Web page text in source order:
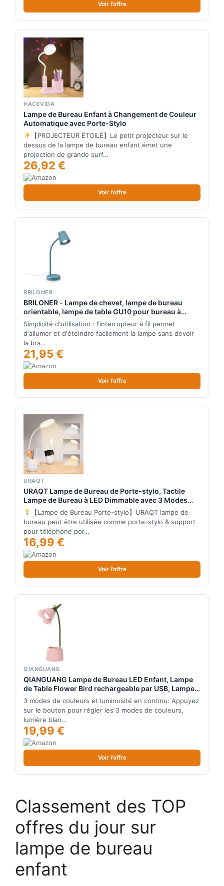
Voir l'offre
HACEVIDA
Lampe de Bureau Enfant à Changement de Couleur
Automatique avec Porte-Stylo
【PROJECTEUR ÉTOILÉ】Le petit projecteur sur le
dessus de la lampe de bureau enfant émet une
projection de grande surf…
26,92 €
Voir l'offre
BRILONER
BRILONER - Lampe de chevet, lampe de bureau
orientable, lampe de table GU10 pour bureau à
domicile avec interrupteur à câble, lampe de
lecture, bleu pigeon
Simplicité d'utilisation : l'interrupteur à fil permet
d'allumer et d'éteindre facilement la lampe sans devoir
la bra…
21,95 €
Voir l'offre
URAQT
URAQT Lampe de Bureau de Porte-stylo, Tactile
Lampe de Bureau à LED Dimmable avec 3 Modes
D'éclairage & 24 LED, Protection des Yeux Lampe de
Chevet Enfant Sans Fil USB Recharge pour
Apprendre & Lire
【Lampe de Bureau Porte-stylo】URAQT lampe de
bureau peut être utilisée comme porte-stylo & support
pour téléphone por…
16,99 €
Voir l'offre
QIANGUANG
QIANGUANG Lampe de Bureau LED Enfant, Lampe
de Table Flower Bird rechargeable par USB, Lampe
de Lecture Avec Lumière Réglable et Capteur
Tactile, Lampe de décoration de chambre (Rose)
3 modes de couleurs et luminosité en continu: Appuyez
sur le bouton pour régler les 3 modes de couleurs,
lumière blan…
19,99 €
Voir l'offre
Classement des TOP
offres du jour sur
lampe de bureau
enfant